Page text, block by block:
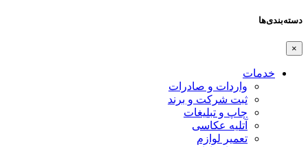
دسته‌بندی‌ها
×
خدمات
واردات و صادرات
ثبت شرکت و برند
چاپ و تبلیغات
آتلیه عکاسی
تعمیر لوازم